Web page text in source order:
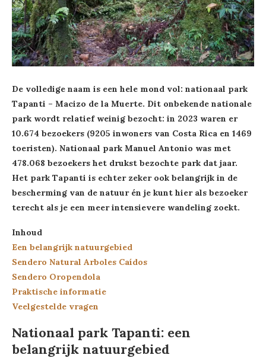
De volledige naam is een hele mond vol: nationaal park
Tapanti – Macizo de la Muerte. Dit onbekende nationale
park wordt relatief weinig bezocht: in 2023 waren er
10.674 bezoekers (9205 inwoners van Costa Rica en 1469
toeristen). Nationaal park Manuel Antonio was met
478.068 bezoekers het drukst bezochte park dat jaar.
Het park Tapanti is echter zeker ook belangrijk in de
bescherming van de natuur én je kunt hier als bezoeker
terecht als je een meer intensievere wandeling zoekt.
Inhoud
Een belangrijk natuurgebied
Sendero Natural Arboles Caídos
Sendero Oropendola
Praktische informatie
Veelgestelde vragen
Nationaal park Tapanti: een
belangrijk natuurgebied